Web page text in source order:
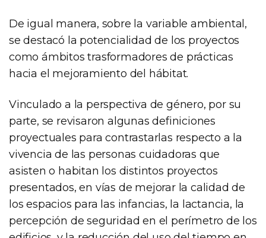
De igual manera, sobre la variable ambiental,
se destacó la potencialidad de los proyectos
como ámbitos trasformadores de prácticas
hacia el mejoramiento del hábitat.
Vinculado a la perspectiva de género, por su
parte, se revisaron algunas definiciones
proyectuales para contrastarlas respecto a la
vivencia de las personas cuidadoras que
asisten o habitan los distintos proyectos
presentados, en vías de mejorar la calidad de
los espacios para las infancias, la lactancia, la
percepción de seguridad en el perímetro de los